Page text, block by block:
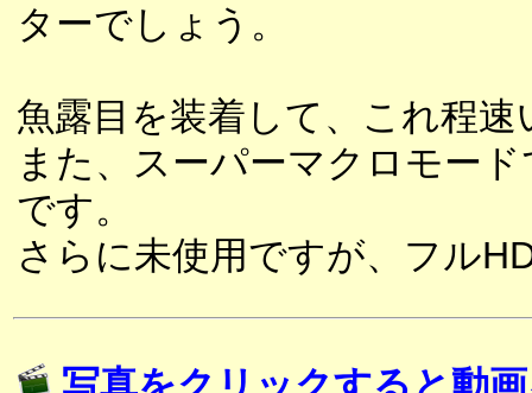
ターでしょう。
魚露目を装着して、これ程
また、スーパーマクロモー
です。
さらに未使用ですが、フル